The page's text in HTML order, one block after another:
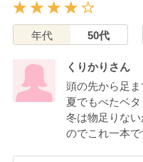
年代 50代
くりかりさん
頭の先から足ま
夏でもべたベタ
冬は物足りな
のでこれ一本で